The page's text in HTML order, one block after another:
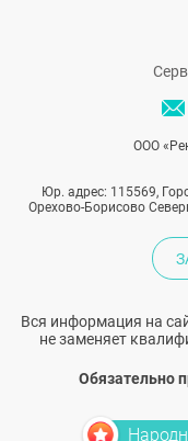
ООО
Юр. адрес: 115569,
Орехово-Борисово
Вся информация на
не заменяет
Обязательно